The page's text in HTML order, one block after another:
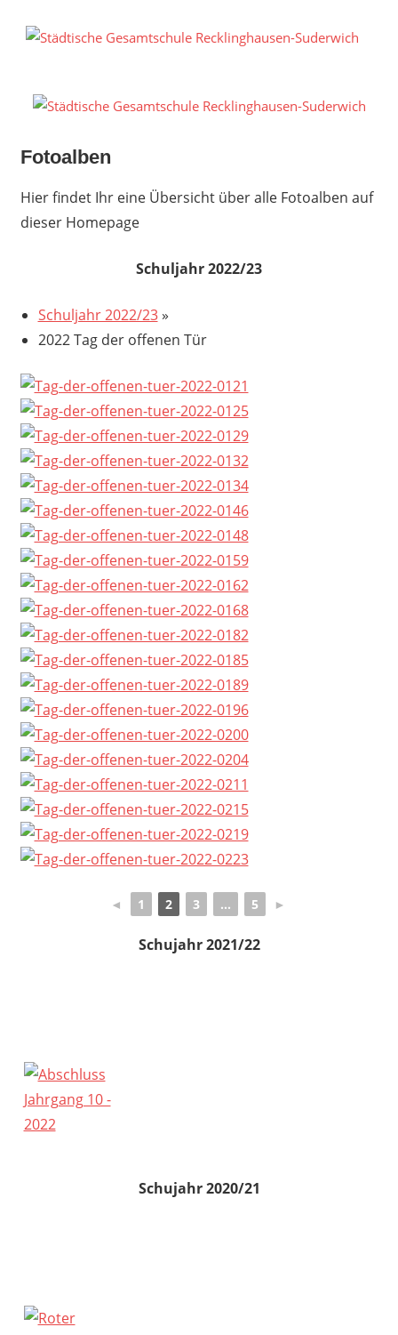
Inhalt
Fotoalben
Hier findet Ihr eine Übersicht über alle Fotoalben auf
dieser Homepage
Schuljahr 2022/23
Schuljahr 2022/23 »
2022 Tag der offenen Tür
◄ 1 2 3 ... 5 ►
Schujahr 2021/22
Schujahr 2020/21